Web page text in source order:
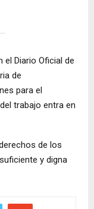
el Diario Oficial de
de
para el
trabajo entra en
de los
y digna